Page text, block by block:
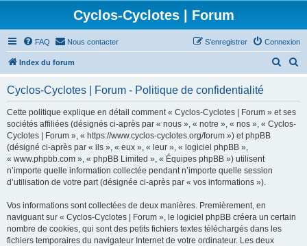
Cyclos-Cyclotes | Forum
FAQ Nous contacter Connexion
S’enregistrer
Index du forum
h
e
Cyclos-Cyclotes | Forum - Politique de confidentialité
Cette politique explique en détail comment « Cyclos-Cyclotes | Forum » et ses
sociétés affiliées (désignés ci-après par « nous », « notre », « nos », « Cyclos-
Cyclotes | Forum », « https://www.cyclos-cyclotes.org/forum ») et phpBB
(désigné ci-après par « ils », « eux », « leur », « logiciel phpBB »,
« www.phpbb.com », « phpBB Limited », « Équipes phpBB ») utilisent
n’importe quelle information collectée pendant n’importe quelle session
d’utilisation de votre part (désignée ci-après par « vos informations »).
Vos informations sont collectées de deux manières. Premièrement, en
naviguant sur « Cyclos-Cyclotes | Forum », le logiciel phpBB créera un certain
nombre de cookies, qui sont des petits fichiers textes téléchargés dans les
fichiers temporaires du navigateur Internet de votre ordinateur. Les deux